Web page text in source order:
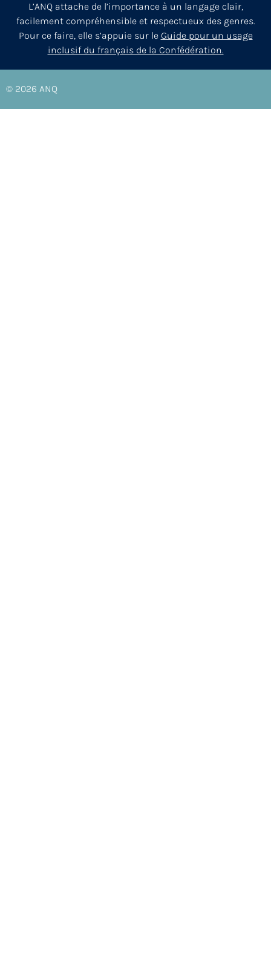
L’ANQ attache de l’importance à un langage clair,
facilement compréhensible et respectueux des genres.
Pour ce faire, elle s’appuie sur le Guide pour un usage
inclusif du français de la Confédération.
© 2026 ANQ